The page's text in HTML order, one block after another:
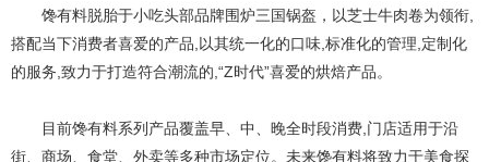
馋有料脱胎于小吃头部品牌围炉三国锅盔，以芝士牛肉卷为领衔,
搭配当下消费者喜爱的产品,以其统一化的口味,标准化的管理,定制化
的服务,致力于打造符合潮流的,“Z时代”喜爱的烘焙产品。
目前馋有料系列产品覆盖早、中、晚全时段消费,门店适用于沿
街、商场、食堂、外卖等多种市场定位。未来馋有料将致力于美食探